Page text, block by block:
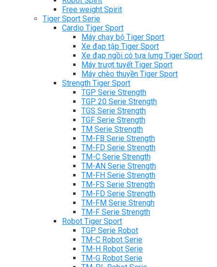
Free weight Spirit
Tiger Sport Serie
Cardio Tiger Sport
Máy chạy bộ Tiger Sport
Xe đạp tập Tiger Sport
Xe đạp ngồi có tựa lưng Tiger Sport
Máy trượt tuyết Tiger Sport
Máy chèo thuyền Tiger Sport
Strength Tiger Sport
TGP Serie Strength
TGP 20 Serie Strength
TGS Serie Strength
TGF Serie Strength
TM Serie Strength
TM-FB Serie Strength
TM-FD Serie Strength
TM-C Serie Strength
TM-AN Serie Strength
TM-FH Serie Strength
TM-FS Serie Strength
TM-FD Serie Strength
TM-FM Serie Strengh
TM-F Serie Strength
Robot Tiger Sport
TGP Serie Robot
TM-C Robot Serie
TM-H Robot Serie
TM-G Robot Serie